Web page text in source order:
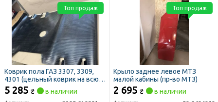
Коврик пола ГАЗ 3307, 3309,
4301 (цельный коврик на всю
кабину) ПРЕМИУМ
5 285 ₴ в наличии
Топ продаж
Крыло заднее левое МТЗ
малой кабины (пр-во МТЗ)
2 695 ₴ в наличии
Топ продаж